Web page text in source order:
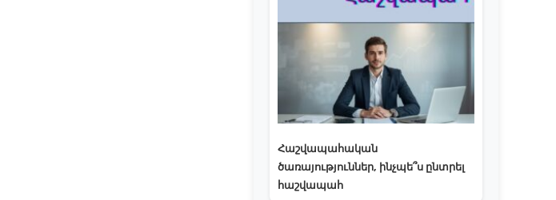
Հաշվապահական
ծառայություններ, ինչպե՞ս ընտրել
հաշվապահ